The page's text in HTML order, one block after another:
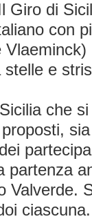
Giro di
con
e
che
partenza
Valverde.
ciascuna.